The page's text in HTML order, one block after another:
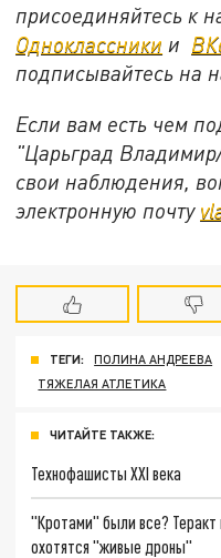
присоединяйтесь к
Одноклассники и
подписывайтесь на
Если вам есть чем
"Царьград
свои наблюдения,
электронную почту
ТЕГИ: ПОЛИНА АНДРЕЕВА
ТЯЖЕЛАЯ АТЛЕТИКА
ЧИТАЙТЕ ТАКЖЕ:
Технофашисты XXI века
"Кротами" были все? Теракт
охотятся "живые дроны"